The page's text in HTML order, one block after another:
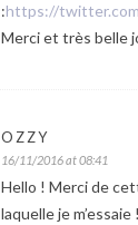
:https://
Merci et très belle
OZZY
16/11/2016 at 08:41
Hello ! Merci de
laquelle je m’essaie !